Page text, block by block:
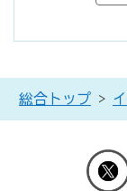
総合トップ >